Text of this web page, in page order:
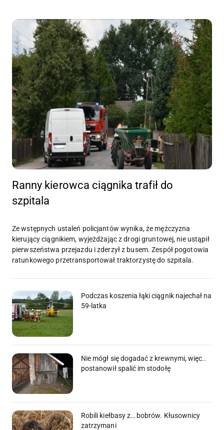
Ranny kierowca ciągnika trafił do
szpitala
Ze wstępnych ustaleń policjantów wynika, że mężczyzna
kierujący ciągnikiem, wyjeżdżając z drogi gruntowej, nie ustąpił
pierwszeństwa przejazdu i zderzył z busem. Zespół pogotowia
ratunkowego przetransportował traktorzystę do szpitala.
Podczas koszenia łąki ciągnik najechał na
59-latka
Nie mógł się dogadać z krewnymi, więc..
postanowił spalić im stodołę
Robili kiełbasy z… bobrów. Kłusownicy
zatrzymani